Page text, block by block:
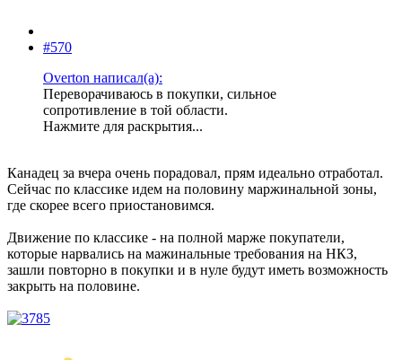
#570
Overton написал(а):
Переворачиваюсь в покупки, сильное
сопротивление в той области.
Нажмите для раскрытия...
Канадец за вчера очень порадовал, прям идеально отработал.
Сейчас по классике идем на половину маржинальной зоны,
где скорее всего приостановимся.
Движение по классике - на полной марже покупатели,
которые нарвались на мажинальные требования на НКЗ,
зашли повторно в покупки и в нуле будут иметь возможность
закрыть на половине.